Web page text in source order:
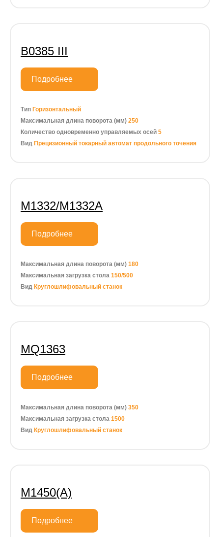
B0385 III
Подробнее
Тип Горизонтальный
Максимальная длина поворота (мм) 250
Количество одновременно управляемых осей 5
Вид Прецизионный токарный автомат продольного точения
M1332/M1332A
Подробнее
Максимальная длина поворота (мм) 180
Максимальная загрузка стола 150/500
Вид Круглошлифовальный станок
MQ1363
Подробнее
Максимальная длина поворота (мм) 350
Максимальная загрузка стола 1500
Вид Круглошлифовальный станок
M1450(A)
Подробнее